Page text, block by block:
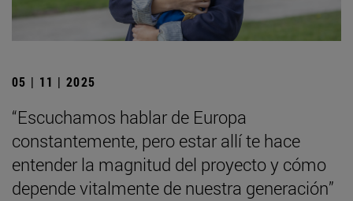
05 | 11 | 2025
“Escuchamos hablar de Europa
constantemente, pero estar allí te hace
entender la magnitud del proyecto y cómo
depende vitalmente de nuestra generación”